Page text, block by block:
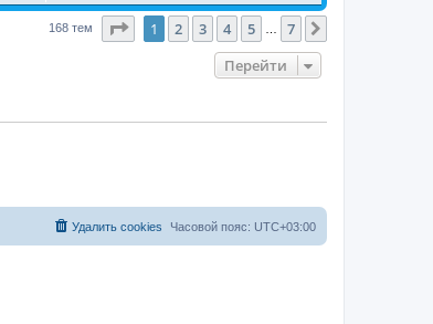
168 тем Страница1 из
1 2 3 4 5 7
Перейти
Часовой пояс: UTC+03:00
Удалить cookies